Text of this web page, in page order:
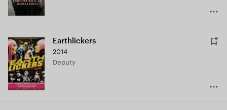
Earthlickers
2014
Deputy